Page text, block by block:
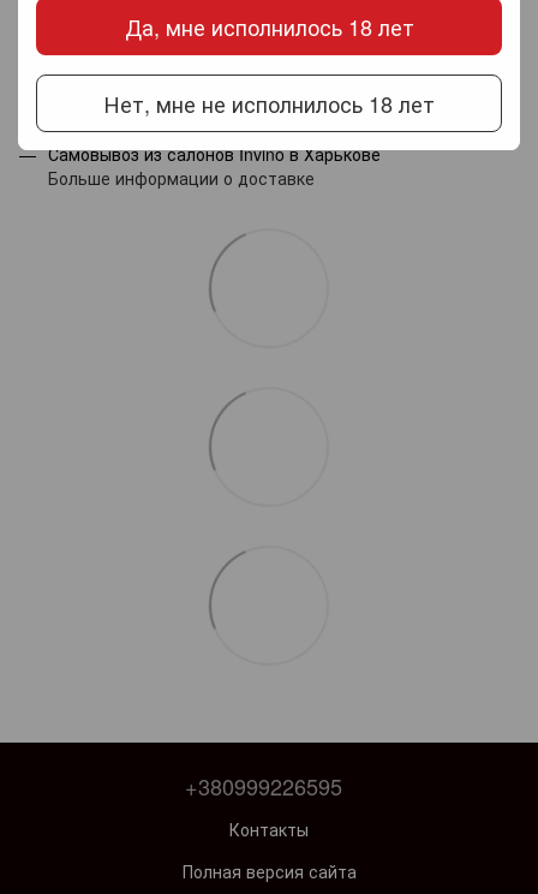
Да, мне исполнилось 18 лет
Нет, мне не исполнилось 18 лет
Доставка Оплата Гарантия
Новой почтой по Украине — по тарифам перевозчика.
Самовывоз из салонов Invino в Харькове
Больше информации о доставке
+380999226595
Контакты
Полная версия сайта